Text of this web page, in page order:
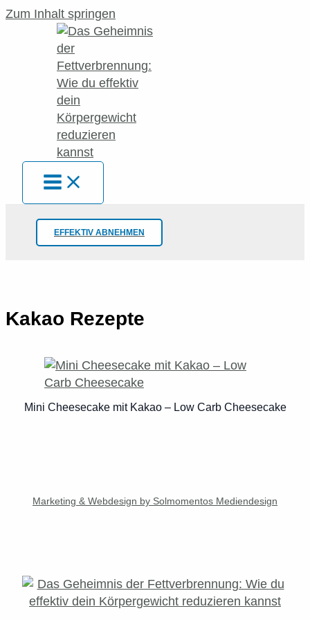
Zum Inhalt springen
EFFEKTIV ABNEHMEN
Kakao Rezepte
Mini Cheesecake mit Kakao – Low Carb Cheesecake
Marketing & Webdesign by Solmomentos Mediendesign